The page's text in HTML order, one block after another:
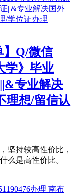
】Q/微信
学》毕业
专业解决
理想/留信认
坚持较高性价比，
么是高性价比。